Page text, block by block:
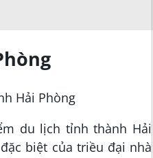
Hải Phòng
du lịch tỉnh thành Hải
biệt của triều đại nhà